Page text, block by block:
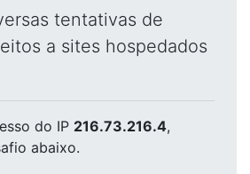
tentativas de
a sites hospedados
do IP 216.73.216.4,
abaixo.